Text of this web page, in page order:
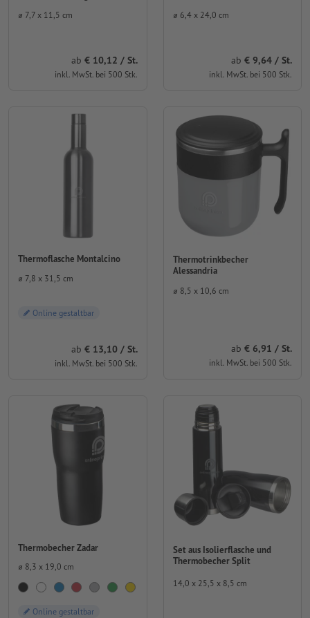
⌀ 7,7 x 11,5 cm
ab 10,12 / St.
inkl. MwSt. bei 500 Stk.
⌀ 6,4 x 24,0 cm
ab 9,64 / St.
inkl. MwSt. bei 500 Stk.
Thermoflasche Montalcino
⌀ 7,8 x 31,5 cm
Online gestaltbar
ab 13,10 / St.
inkl. MwSt. bei 500 Stk.
Thermotrinkbecher
Alessandria
⌀ 8,5 x 10,6 cm
ab 6,91 / St.
inkl. MwSt. bei 500 Stk.
Thermobecher Zadar
⌀ 8,3 x 19,0 cm
Online gestaltbar
Set aus Isolierflasche und
Thermobecher Split
14,0 x 25,5 x 8,5 cm